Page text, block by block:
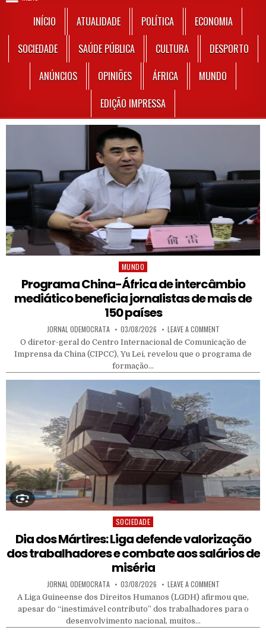
INÍCIO ATUALIDADE POLÍTICA
ECONOMIA
SOCIEDADE
SAÚDE PÚBLICA CULTURA
DESPORTO
ANÚNCIOS
OPINIÕES ÁFRICA
MUNDO
EDIÇÃO IMPRESSA
Posted in
MUNDO
Programa China-África de intercâmbio
mediático beneficia jornalistas de mais de
150 países
AUTHOR:
JORNAL ODEMOCRATA PUBLISHED DATE:
03/08/2026 LEAVE A COMMENTON PROGRAMA
O diretor-geral do Centro Internacional de Comunicação de
Imprensa da China (CIPCC), Yu Lei, revelou que o programa de
formação…
Posted in
SOCIEDADE
Dia dos Mártires: Liga defende valorização
dos trabalhadores e combate aos salários de
miséria
AUTHOR:
JORNAL ODEMOCRATA PUBLISHED DATE:
03/08/2026 LEAVE A COMMENTON DIA DOS
A Liga Guineense dos Direitos Humanos (LGDH) afirmou que,
apesar do “inestimável contributo” dos trabalhadores para o
desenvolvimento nacional, muitos…